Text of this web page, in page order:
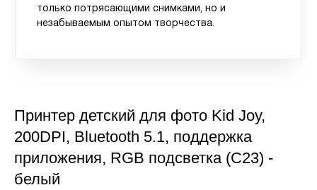
только потрясающими снимками, но и
незабываемым опытом творчества.
Принтер детский для фото Kid Joy,
200DPI, Bluetooth 5.1, поддержка
приложения, RGB подсветка (C23) -
белый